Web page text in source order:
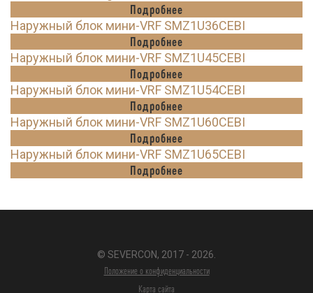
Подробнее
Наружный блок мини-VRF SMZ1U36CEBI
Подробнее
Наружный блок мини-VRF SMZ1U45CEBI
Подробнее
Наружный блок мини-VRF SMZ1U54CEBI
Подробнее
Наружный блок мини-VRF SMZ1U60CEBI
Подробнее
Наружный блок мини-VRF SMZ1U65CEBI
Подробнее
© SEVERCON, 2017 - 2026.
Положение о конфиденциальности
Карта сайта